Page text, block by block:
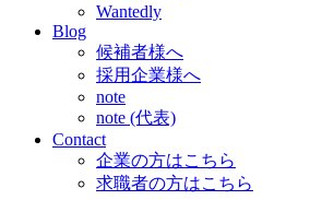
Wantedly
Blog
候補者様へ
採用企業様へ
note
note (代表)
Contact
企業の方はこちら
求職者の方はこちら